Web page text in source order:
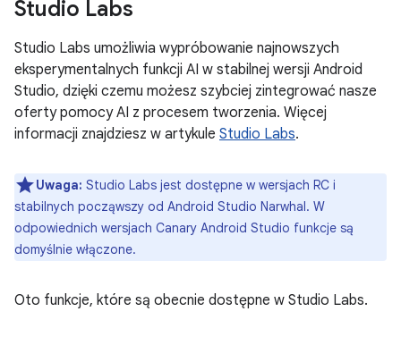
Studio Labs
Studio Labs umożliwia wypróbowanie najnowszych
eksperymentalnych funkcji AI w stabilnej wersji Android
Studio, dzięki czemu możesz szybciej zintegrować nasze
oferty pomocy AI z procesem tworzenia. Więcej
informacji znajdziesz w artykule Studio Labs.
Uwaga: Studio Labs jest dostępne w wersjach RC i
stabilnych począwszy od Android Studio Narwhal. W
odpowiednich wersjach Canary Android Studio funkcje są
domyślnie włączone.
Oto funkcje, które są obecnie dostępne w Studio Labs.